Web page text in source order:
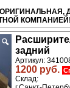
КОМПАНИЕЙ!
🔍
задний
Артикул:
1200 руб.
Склад: